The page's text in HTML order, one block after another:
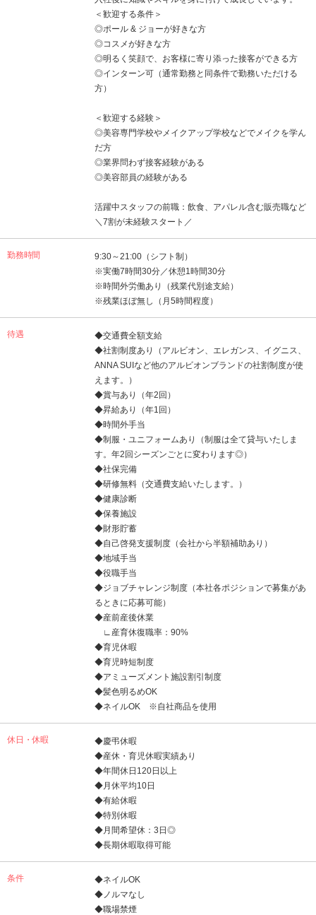
＜歓迎する条件＞
◎ポール & ジョーが好きな方
◎コスメが好きな方
◎明るく笑顔で、お客様に寄り添った接客ができる方
◎インターン可（通常勤務と同条件で勤務いただける
方）
＜歓迎する経験＞
◎美容専門学校やメイクアップ学校などでメイクを学ん
だ方
◎業界問わず接客経験がある
◎美容部員の経験がある
活躍中スタッフの前職：飲食、アパレル含む販売職など
＼7割が未経験スタート／
勤務時間
9:30～21:00（シフト制）
※実働7時間30分／休憩1時間30分
※時間外労働あり（残業代別途支給）
※残業ほぼ無し（月5時間程度）
待遇
◆交通費全額支給
◆社割制度あり（アルビオン、エレガンス、イグニス、
ANNA SUIなど他のアルビオンブランドの社割制度が使
えます。）
◆賞与あり（年2回）
◆昇給あり（年1回）
◆時間外手当
◆制服・ユニフォームあり（制服は全て貸与いたしま
す。年2回シーズンごとに変わります◎）
◆社保完備
◆研修無料（交通費支給いたします。）
◆健康診断
◆保養施設
◆財形貯蓄
◆自己啓発支援制度（会社から半額補助あり）
◆地域手当
◆役職手当
◆ジョブチャレンジ制度（本社各ポジションで募集があ
るときに応募可能）
◆産前産後休業
∟産育休復職率：90%
◆育児休暇
◆育児時短制度
◆アミューズメント施設割引制度
◆髪色明るめOK
◆ネイルOK ※自社商品を使用
休日・休暇
◆慶弔休暇
◆産休・育児休暇実績あり
◆年間休日120日以上
◆月休平均10日
◆有給休暇
◆特別休暇
◆月間希望休：3日◎
◆長期休暇取得可能
条件
◆ネイルOK
◆ノルマなし
◆職場禁煙